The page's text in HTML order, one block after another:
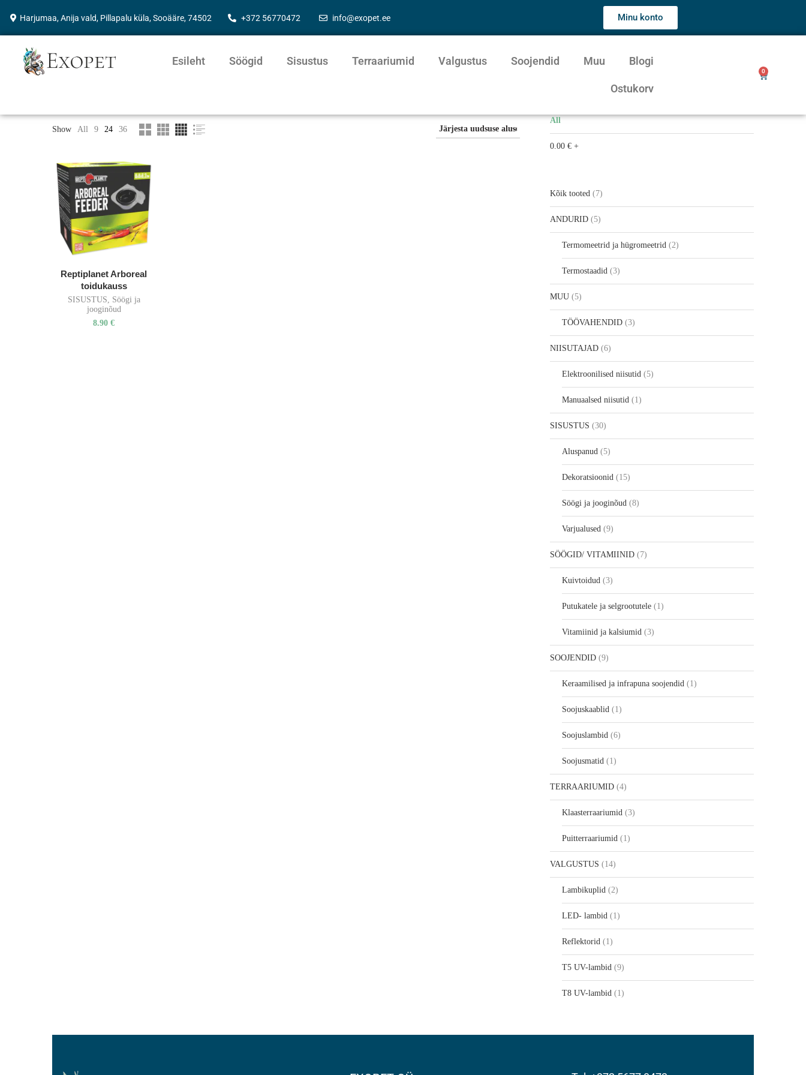
Harjumaa, Anija vald, Pillapalu küla, Sooääre, 74502 +372 56770472 info@exopet.ee Minu konto
Esileht Söögid Sisustus Terraariumid Valgustus Soojendid Muu Blogi
Ostukorv
0
Show All 9 24 36
Reptiplanet Arboreal
toidukauss
SISUSTUS, Söögi ja
jooginõud
8.90€
All
0.00 € +
Kõik tooted 7
ANDURID 5
Termomeetrid ja hügromeetrid 2
Termostaadid 3
MUU 5
TÖÖVAHENDID 3
NIISUTAJAD 6
Elektroonilised niisutid 5
Manuaalsed niisutid 1
SISUSTUS 30
Aluspanud 5
Dekoratsioonid 15
Söögi ja jooginõud 8
Varjualused 9
SÖÖGID/ VITAMIINID 7
Kuivtoidud 3
Putukatele ja selgrootutele 1
Vitamiinid ja kalsiumid 3
SOOJENDID 9
Keraamilised ja infrapuna soojendid 1
Soojuskaablid 1
Soojuslambid 6
Soojusmatid 1
TERRAARIUMID 4
Klaasterraariumid 3
Puitterraariumid 1
VALGUSTUS 14
Lambikuplid 2
LED- lambid 1
Reflektorid 1
T5 UV-lambid 9
T8 UV-lambid 1